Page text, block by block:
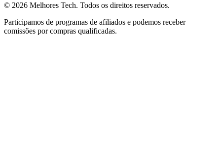
© 2026 Melhores Tech. Todos os direitos reservados.
Participamos de programas de afiliados e podemos receber
comissões por compras qualificadas.